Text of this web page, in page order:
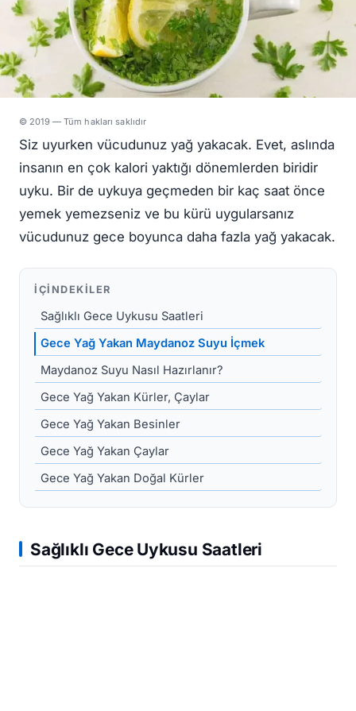
© 2019 — Tüm hakları saklıdır
Siz uyurken vücudunuz yağ yakacak. Evet, aslında
insanın en çok kalori yaktığı dönemlerden biridir
uyku. Bir de uykuya geçmeden bir kaç saat önce
yemek yemezseniz ve bu kürü uygularsanız
vücudunuz gece boyunca daha fazla yağ yakacak.
İÇINDEKILER
Sağlıklı Gece Uykusu Saatleri
Gece Yağ Yakan Maydanoz Suyu İçmek
Maydanoz Suyu Nasıl Hazırlanır?
Gece Yağ Yakan Kürler, Çaylar
Gece Yağ Yakan Besinler
Gece Yağ Yakan Çaylar
Gece Yağ Yakan Doğal Kürler
Sağlıklı Gece Uykusu Saatleri